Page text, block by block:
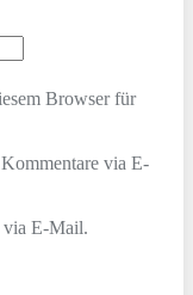
Browser für
via E-
via E-Mail.